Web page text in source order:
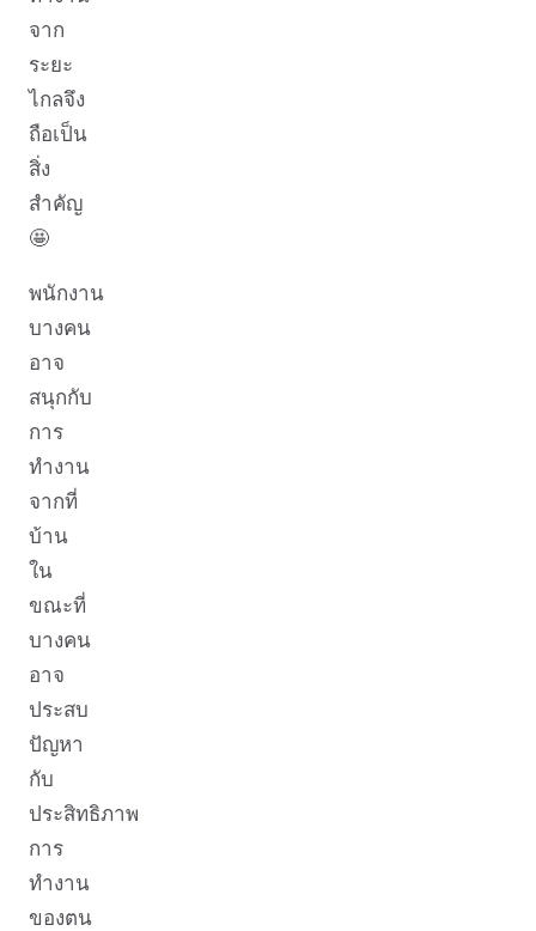
จาก
ระยะ
ไกลจึง
ถือเป็น
สิ่ง
สำคัญ
🤩
พนักงาน
บางคน
อาจ
สนุกกับ
การ
ทำงาน
จากที่
บ้าน
ใน
ขณะที่
บางคน
อาจ
ประสบ
ปัญหา
กับ
ประสิทธิภาพ
การ
ทำงาน
ของตน